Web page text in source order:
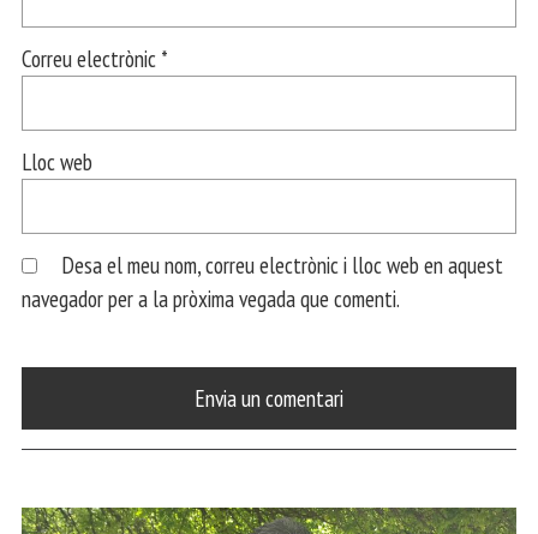
Correu electrònic *
Lloc web
Desa el meu nom, correu electrònic i lloc web en aquest
navegador per a la pròxima vegada que comenti.